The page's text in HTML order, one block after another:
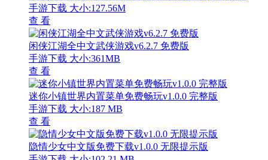
僵尸粉碎者2末日生存手游中文版v2.9.25 无敌版
手游下载 大小:90.34 MB
登月探险家2022星际基地建造实录v2.10.7 无限材料版
手游下载 大小:47.83 MB
火柴人战争神射手之王全新汉化上线v1.0.0 汉化版
手游下载 大小:16.15 MB